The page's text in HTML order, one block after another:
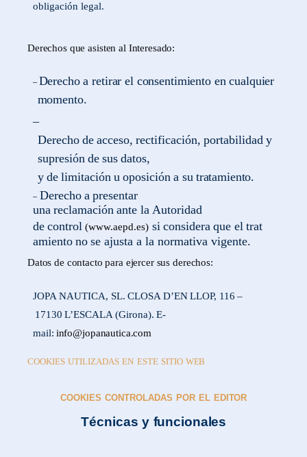
obligación legal.
Derechos que asisten al Interesado:
– Derecho a retirar el consentimiento en cualquier
momento.
–
Derecho de acceso, rectificación, portabilidad y
supresión de sus datos,
y de limitación u oposición a su tratamiento.
– Derecho a presentar
una reclamación ante la Autoridad
de control (www.aepd.es) si considera que el trat
amiento no se ajusta a la normativa vigente.
Datos de contacto para ejercer sus derechos:
JOPA NAUTICA, SL. CLOSA D’EN LLOP, 116 –
17130 L’ESCALA (Girona). E-
mail: info@jopanautica.com
COOKIES UTILIZADAS EN ESTE SITIO WEB
COOKIES CONTROLADAS POR EL EDITOR
Técnicas y funcionales